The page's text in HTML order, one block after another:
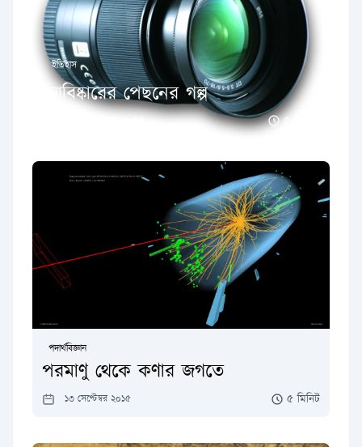
ইতিহাস
আবিষ্কারের পেছনের গল্প
১৩ সেপ্টেম্বর ২০১৫ ৫ মিনিট
পদার্থবিজ্ঞান
পরমাণু থেকে কণার জগতে
১৩ সেপ্টেম্বর ২০১৫ ৫ মিনিট